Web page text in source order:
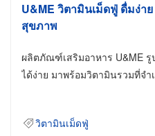
U&ME วิตามินเม็ดฟู่ ดื่มง่
สุขภาพ
ผลิตภัณฑ์เสริมอาหาร U&ME
ได้ง่าย มาพร้อมวิตามินรวมที่จำ
วิตามินเม็ดฟู่